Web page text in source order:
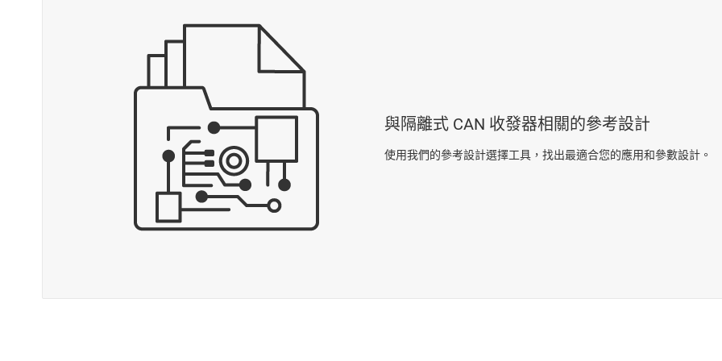
與隔離式 CAN 收發器相關的參考設計
使用我們的參考設計選擇工具，找出最適合您的應用和參數設計。